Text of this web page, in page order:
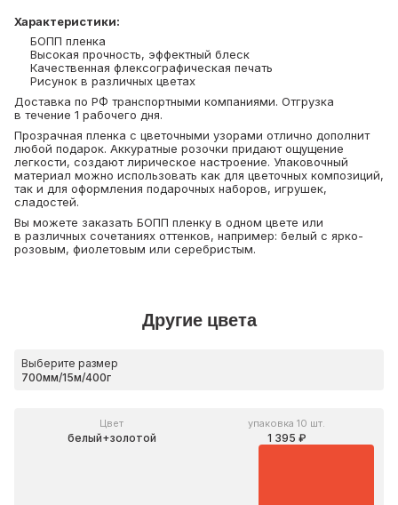
Характеристики:
БОПП пленка
Высокая прочность, эффектный блеск
Качественная флексографическая печать
Рисунок в различных цветах
Доставка по РФ транспортными компаниями. Отгрузка
в течение 1 рабочего дня.
Прозрачная пленка с цветочными узорами отлично дополнит
любой подарок. Аккуратные розочки придают ощущение
легкости, создают лирическое настроение. Упаковочный
материал можно использовать как для цветочных композиций,
так и для оформления подарочных наборов, игрушек,
сладостей.
Вы можете заказать БОПП пленку в одном цвете или
в различных сочетаниях оттенков, например: белый с ярко-
розовым, фиолетовым или серебристым.
Другие цвета
Выберите размер
Цвет
белый+золотой
упаковка 10 шт.
1 395 ₽